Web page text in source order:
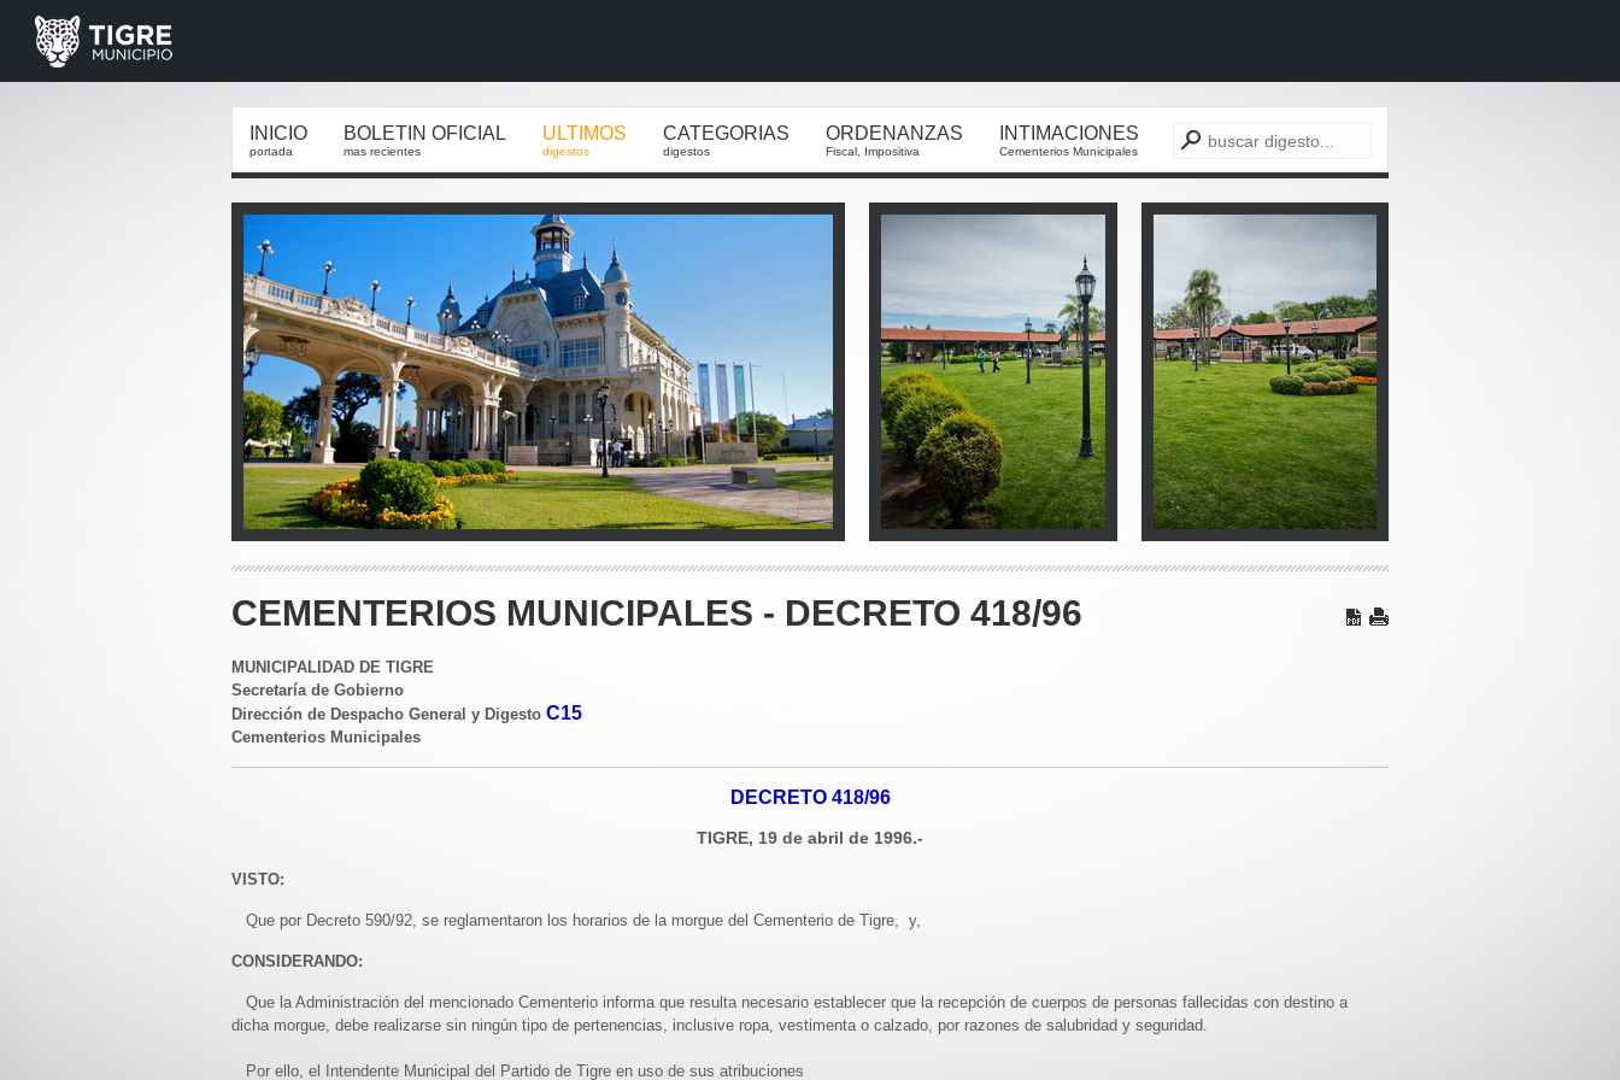
INICIO
portada
BOLETIN OFICIAL
mas recientes
ULTIMOS
digestos
CATEGORIAS
digestos
ORDENANZAS
Fiscal, Impositiva
INTIMACIONES
Cementerios Municipales
CEMENTERIOS MUNICIPALES - DECRETO 418/96
MUNICIPALIDAD DE TIGRE
Secretaría de Gobierno
Dirección de Despacho General y Digesto C15
Cementerios Municipales
DECRETO 418/96
TIGRE, 19 de abril de 1996.-
VISTO:
Que por Decreto 590/92, se reglamentaron los horarios de la morgue del Cementerio de Tigre, y,
CONSIDERANDO:
Que la Administración del mencionado Cementerio informa que resulta necesario establecer que la recepción de cuerpos de personas fallecidas con destino a
dicha morgue, debe realizarse sin ningún tipo de pertenencias, inclusive ropa, vestimenta o calzado, por razones de salubridad y seguridad.
Por ello, el Intendente Municipal del Partido de Tigre en uso de sus atribuciones